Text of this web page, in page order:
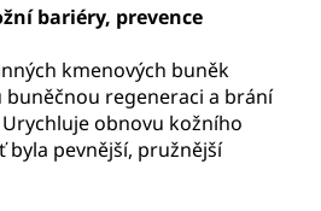
bariéry, prevence
kmenových buněk
regeneraci a brání
obnovu kožního
pevnější, pružnější